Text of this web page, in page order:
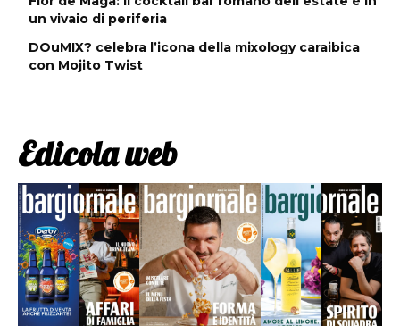
un vivaio di periferia
DOuMIX? celebra l’icona della mixology caraibica
con Mojito Twist
Edicola web